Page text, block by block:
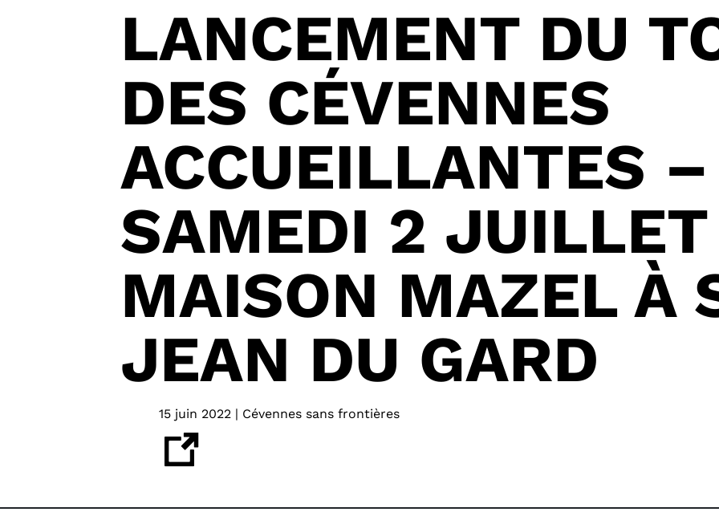
LANCEMENT DU
DES CÉVENNES
ACCUEILLANTES –
SAMEDI 2
MAISON MAZEL À
JEAN DU GARD
15 juin 2022 | Cévennes sans frontières